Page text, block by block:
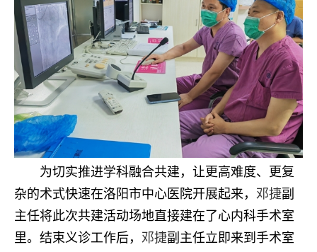
为切实推进学科融合共建，让更高难度、更复
杂的术式快速在洛阳市中心医院开展起来， 邓捷副
主任将此次共建活动场地直接建在了心内科手术室
里。结束义诊工作后， 邓捷副主任立即来到手术室